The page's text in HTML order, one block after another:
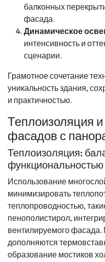
балконных
фасада.
Динамическое
интенсивность и
сценарии.
Грамотное сочетание
уникальность здания,
и практичностью.
Теплоизоляция
фасадов с
Теплоизоляция:
функциональностью
Использование
минимизировать
теплопроводностью,
пенополистирол,
вентилируемого фасада.
дополняются
образование мостиков